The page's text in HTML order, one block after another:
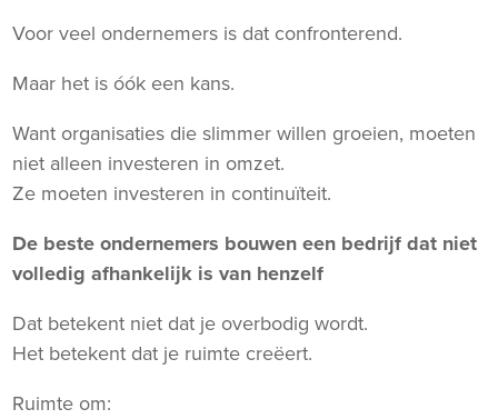
Voor veel ondernemers is dat confronterend.
Maar het is óók een kans.
Want organisaties die slimmer willen groeien, moeten
niet alleen investeren in omzet.
Ze moeten investeren in continuïteit.
De beste ondernemers bouwen een bedrijf dat niet
volledig afhankelijk is van henzelf
Dat betekent niet dat je overbodig wordt.
Het betekent dat je ruimte creëert.
Ruimte om: